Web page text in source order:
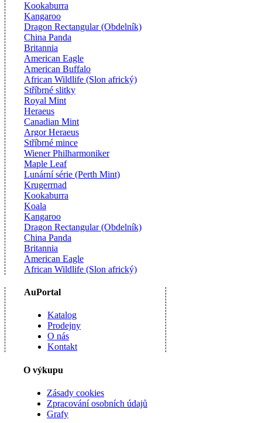
Kookaburra
Kangaroo
Dragon Rectangular (Obdelník)
China Panda
Britannia
American Eagle
American Buffalo
African Wildlife (Slon africký)
Stříbrné slitky
Royal Mint
Heraeus
Canadian Mint
Argor Heraeus
Stříbrné mince
Wiener Philharmoniker
Maple Leaf
Lunární série (Perth Mint)
Krugerrnad
Kookaburra
Koala
Kangaroo
Dragon Rectangular (Obdelník)
China Panda
Britannia
American Eagle
African Wildlife (Slon africký)
AuPortal
Katalog
Prodejny
O nás
Kontakt
O výkupu
Zásady cookies
Zpracování osobních údajů
Grafy